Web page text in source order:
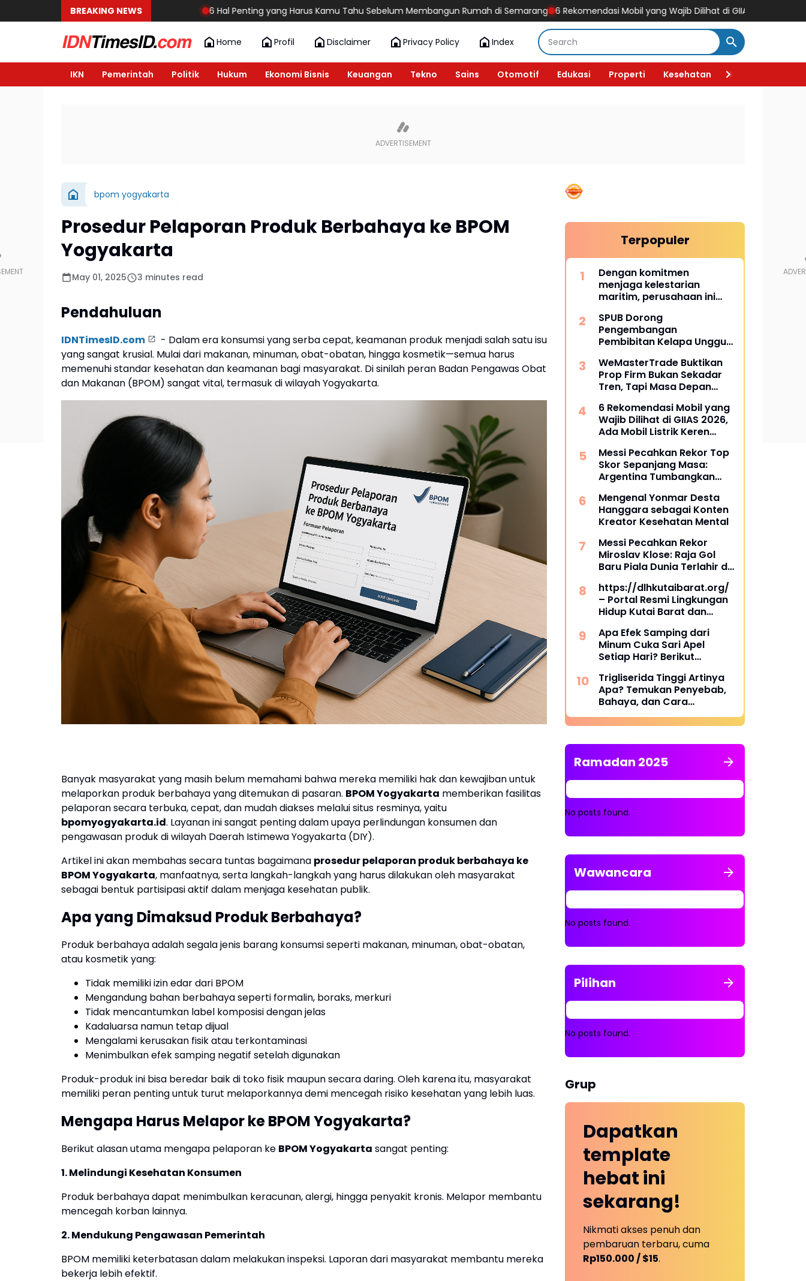
BREAKING NEWS 6 Hal Penting yang Harus Kamu Tahu Sebelum Membangun Rumah di Semarang 6 Rekomendasi Mobil yang Wajib Dilihat di GIIAS 2026, Ada Mobil Listrik
Home Profil Disclaimer Privacy Policy Index
IKN Pemerintah Politik Hukum Ekonomi Bisnis Keuangan Tekno Sains Otomotif Edukasi Properti Kesehatan Kecantikan
bpom yogyakarta
Prosedur Pelaporan Produk Berbahaya ke BPOM
Yogyakarta
May 01, 2025 3 minutes read
Pendahuluan
IDNTimesID.com
- Dalam era konsumsi yang serba cepat, keamanan produk menjadi salah satu isu
yang sangat krusial. Mulai dari makanan, minuman, obat-obatan, hingga kosmetik—semua harus
memenuhi standar kesehatan dan keamanan bagi masyarakat. Di sinilah peran Badan Pengawas Obat
dan Makanan (BPOM) sangat vital, termasuk di wilayah Yogyakarta.
Banyak masyarakat yang masih belum memahami bahwa mereka memiliki hak dan kewajiban untuk
melaporkan produk berbahaya yang ditemukan di pasaran. BPOM Yogyakarta memberikan fasilitas
pelaporan secara terbuka, cepat, dan mudah diakses melalui situs resminya, yaitu
bpomyogyakarta.id. Layanan ini sangat penting dalam upaya perlindungan konsumen dan
pengawasan produk di wilayah Daerah Istimewa Yogyakarta (DIY).
Artikel ini akan membahas secara tuntas bagaimana prosedur pelaporan produk berbahaya ke
BPOM Yogyakarta, manfaatnya, serta langkah-langkah yang harus dilakukan oleh masyarakat
sebagai bentuk partisipasi aktif dalam menjaga kesehatan publik.
Apa yang Dimaksud Produk Berbahaya?
Produk berbahaya adalah segala jenis barang konsumsi seperti makanan, minuman, obat-obatan,
atau kosmetik yang:
Tidak memiliki izin edar dari BPOM
Mengandung bahan berbahaya seperti formalin, boraks, merkuri
Tidak mencantumkan label komposisi dengan jelas
Kadaluarsa namun tetap dijual
Mengalami kerusakan fisik atau terkontaminasi
Menimbulkan efek samping negatif setelah digunakan
Produk-produk ini bisa beredar baik di toko fisik maupun secara daring. Oleh karena itu, masyarakat
memiliki peran penting untuk turut melaporkannya demi mencegah risiko kesehatan yang lebih luas.
Mengapa Harus Melapor ke BPOM Yogyakarta?
Berikut alasan utama mengapa pelaporan ke BPOM Yogyakarta sangat penting:
1. Melindungi Kesehatan Konsumen
Produk berbahaya dapat menimbulkan keracunan, alergi, hingga penyakit kronis. Melapor membantu
mencegah korban lainnya.
2. Mendukung Pengawasan Pemerintah
BPOM memiliki keterbatasan dalam melakukan inspeksi. Laporan dari masyarakat membantu mereka
bekerja lebih efektif.
Terpopuler
Dengan komitmen
menjaga kelestarian
maritim, perusahaan ini
TKDN, mencapai lebih dari
55 persen.
SPUB Dorong
Pengembangan
Pembibitan Kelapa Unggul
WeMasterTrade Buktikan
Prop Firm Bukan Sekadar
Tren, Tapi Masa Depan
6 Rekomendasi Mobil yang
Wajib Dilihat di GIIAS 2026,
Ada Mobil Listrik Keren
Messi Pecahkan Rekor Top
Skor Sepanjang Masa:
Argentina Tumbangkan
2026
Mengenal Yonmar Desta
Hanggara sebagai Konten
Kreator Kesehatan Mental
Messi Pecahkan Rekor
Miroslav Klose: Raja Gol
Baru Piala Dunia Terlahir di
https://dlhkutaibarat.org/
– Portal Resmi Lingkungan
Hidup Kutai Barat dan
Lingkungan Terpercaya
Apa Efek Samping dari
Minum Cuka Sari Apel
Setiap Hari? Berikut
Trigliserida Tinggi Artinya
Apa? Temukan Penyebab,
Bahaya, dan Cara
Mengatasinya
Ramadan 2025
No posts found.
Wawancara
No posts found.
Pilihan
No posts found.
Grup
Dapatkan
template
hebat ini
sekarang!
Nikmati akses penuh dan
pembaruan terbaru, cuma
Rp150.000 / $15.